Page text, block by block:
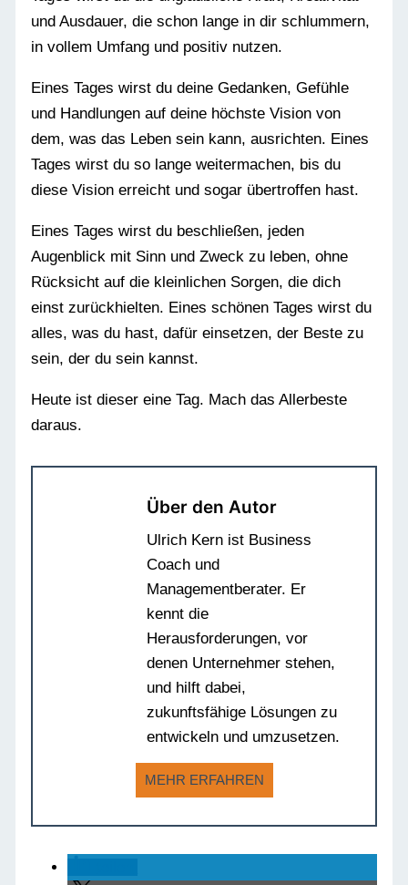
und Ausdauer, die schon lange in dir schlummern,
in vollem Umfang und positiv nutzen.
Eines Tages wirst du deine Gedanken, Gefühle
und Handlungen auf deine höchste Vision von
dem, was das Leben sein kann, ausrichten. Eines
Tages wirst du so lange weitermachen, bis du
diese Vision erreicht und sogar übertroffen hast.
Eines Tages wirst du beschließen, jeden
Augenblick mit Sinn und Zweck zu leben, ohne
Rücksicht auf die kleinlichen Sorgen, die dich
einst zurückhielten. Eines schönen Tages wirst du
alles, was du hast, dafür einsetzen, der Beste zu
sein, der du sein kannst.
Heute ist dieser eine Tag. Mach das Allerbeste
daraus.
Über den Autor
Ulrich Kern ist Business
Coach und
Managementberater. Er
kennt die
Herausforderungen, vor
denen Unternehmer stehen,
und hilft dabei,
zukunftsfähige Lösungen zu
entwickeln und umzusetzen.
MEHR ERFAHREN